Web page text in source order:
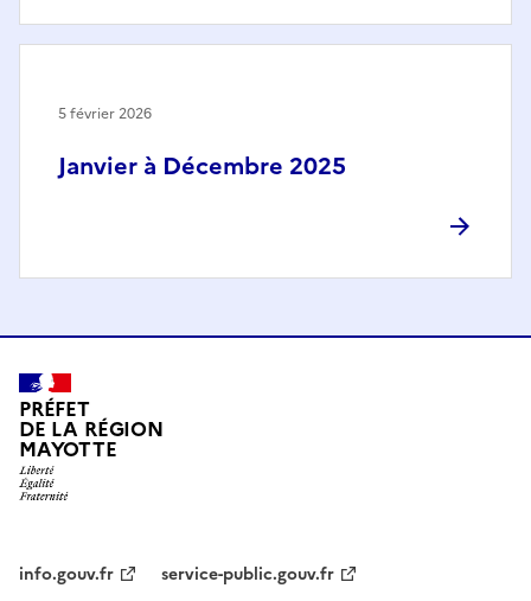
Janvier à Décembre 2025
5 février 2026
PRÉFET
DE LA RÉGION
MAYOTTE
info.gouv.fr service-public.gouv.fr